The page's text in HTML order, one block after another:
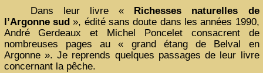
Dans leur livre « Richesses naturelles de
l’Argonne sud», édité sans doute dans les années 1990,
André Gerdeaux et Michel Poncelet consacrent de
nombreuses pages au « grand étang de Belval en
Argonne ». Je reprends quelques passages de leur livre
concernant la pêche.